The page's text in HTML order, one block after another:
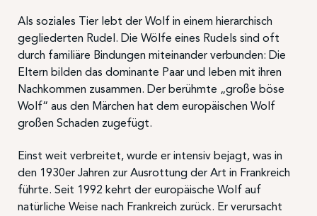
Als soziales Tier lebt der Wolf in einem hierarchisch
gegliederten Rudel. Die Wölfe eines Rudels sind oft
durch familiäre Bindungen miteinander verbunden: Die
Eltern bilden das dominante Paar und leben mit ihren
Nachkommen zusammen. Der berühmte „große böse
Wolf“ aus den Märchen hat dem europäischen Wolf
großen Schaden zugefügt.
Einst weit verbreitet, wurde er intensiv bejagt, was in
den 1930er Jahren zur Ausrottung der Art in Frankreich
führte. Seit 1992 kehrt der europäische Wolf auf
natürliche Weise nach Frankreich zurück. Er verursacht